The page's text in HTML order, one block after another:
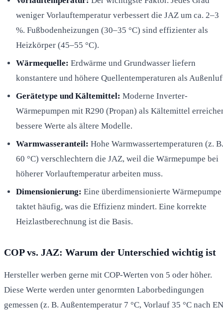
weniger Vorlauftemperatur verbessert die JAZ um ca. 2–3
%. Fußbodenheizungen (30–35 °C) sind effizienter als
Heizkörper (45–55 °C).
Wärmequelle: Erdwärme und Grundwasser liefern
konstantere und höhere Quellentemperaturen als
Gerätetype und Kältemittel: Moderne Inverter-
Wärmepumpen mit R290 (Propan) als Kältemittel
bessere Werte als ältere Modelle.
Warmwasseranteil: Hohe Warmwassertemperaturen (z. B.
60 °C) verschlechtern die JAZ, weil die Wärmepumpe bei
höherer Vorlauftemperatur arbeiten muss.
Dimensionierung: Eine überdimensionierte Wärmepumpe
taktet häufig, was die Effizienz mindert. Eine korrekte
Heizlastberechnung ist die Basis.
COP vs. JAZ: Warum der Unterschied wichtig ist
Hersteller werben gerne mit COP-Werten von 5 oder höher.
Diese Werte werden unter genormten Laborbedingungen
gemessen (z. B. Außentemperatur 7 °C, Vorlauf 35 °C nach EN